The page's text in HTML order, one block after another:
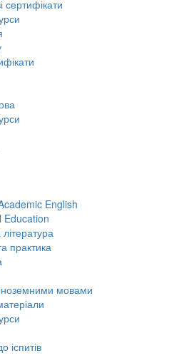
сертифікати
English
Education
практика
мовами
іспитів